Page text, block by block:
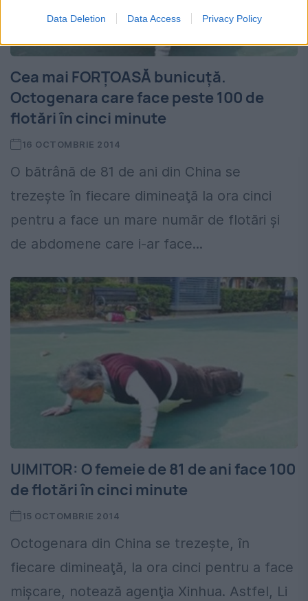
Data Deletion Data Access Privacy Policy
Cea mai FORȚOASĂ bunicuță.
Octogenara care face peste 100 de
flotări în cinci minute
16 OCTOMBRIE 2014
O bătrână de 81 de ani din China se
trezeşte în fiecare dimineaţă la ora cinci
pentru a face un mare număr de flotări şi
de abdomene care i-ar face...
UIMITOR: O femeie de 81 de ani face 100
de flotări în cinci minute
15 OCTOMBRIE 2014
Octogenara din China se trezeşte, în
fiecare dimineaţă, la ora cinci pentru a face
mișcare, notează agenţia Xinhua. Astfel, Li